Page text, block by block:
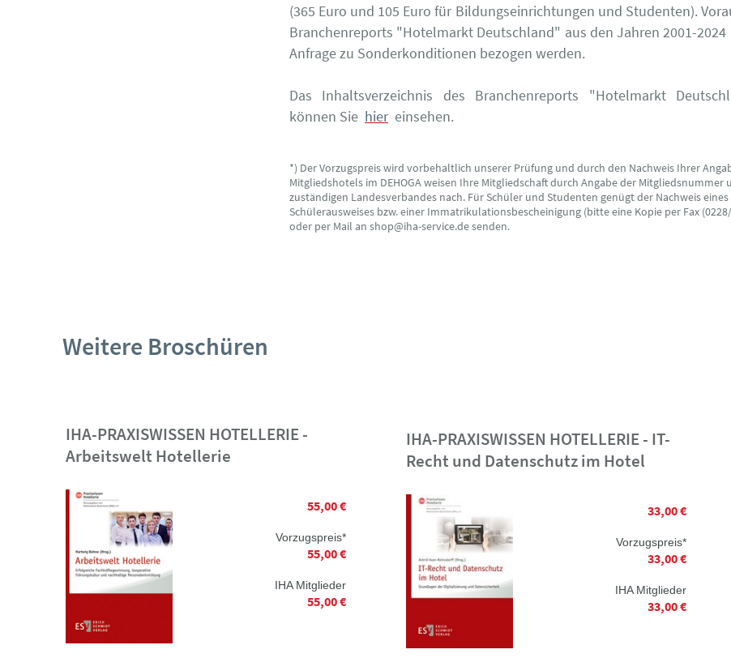
(365 Euro und 105 Euro für Bildungseinrichtungen und Studenten).
Branchenreports "Hotelmarkt Deutschland" aus den Jahren 2001-
Anfrage zu Sonderkonditionen bezogen werden.
Das Inhaltsverzeichnis des Branchenreports "Hotelmarkt
können Sie hier einsehen.
*) Der Vorzugspreis wird vorbehaltlich unserer Prüfung und durch den Nachweis Ihrer
Mitgliedshotels im DEHOGA weisen Ihre Mitgliedschaft durch Angabe der Mitgliedsnummer
zuständigen Landesverbandes nach. Für Schüler und Studenten genügt der Nachweis eines
Schülerausweises bzw. einer Immatrikulationsbescheinigung (bitte eine Kopie per Fax
oder per Mail an shop@iha-service.de senden.
Weitere Broschüren
IHA-PRAXISWISSEN HOTELLERIE -
Arbeitswelt Hotellerie
55,00 €
Vorzugspreis*
55,00 €
IHA Mitglieder
55,00 €
IHA-PRAXISWISSEN HOTELLERIE - IT-
Recht und Datenschutz im Hotel
33,00 €
Vorzugspreis*
33,00 €
IHA Mitglieder
33,00 €